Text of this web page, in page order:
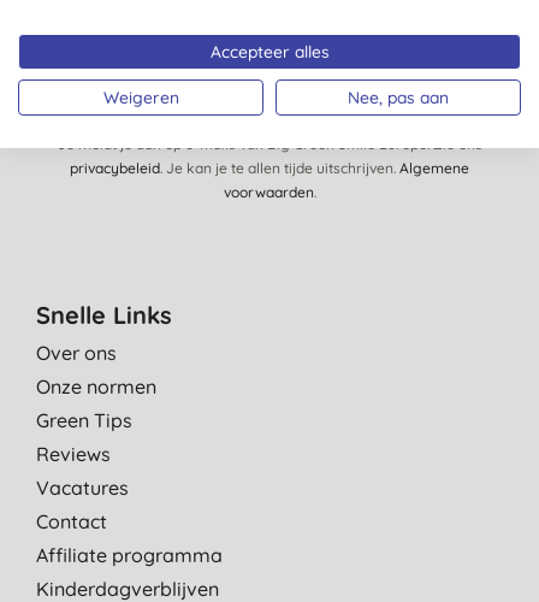
Je meldt je aan op e-mails van Big Green Smile Europe. Zie ons
privacybeleid. Je kan je te allen tijde uitschrijven. Algemene
voorwaarden.
Snelle Links
Over ons
Onze normen
Green Tips
Reviews
Vacatures
Contact
Affiliate programma
Kinderdagverblijven
Accepteer alles
Weigeren Nee, pas aan